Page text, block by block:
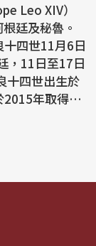
Leo XIV）
廷及秘魯。
四世11月6日
，11日至17日
2015年取得該